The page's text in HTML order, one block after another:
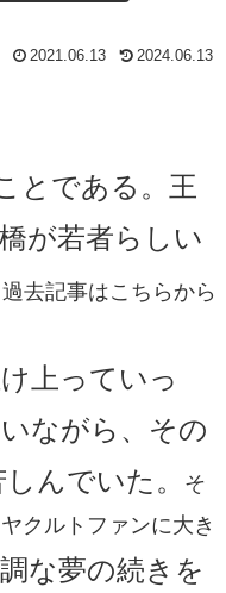
2021.06.13 2024.06.13
とである。王
が若者らしい
過去記事はこちらから
上っていっ
ながら、その
んでいた。
そ
クルトファンに大き
な夢の続きを